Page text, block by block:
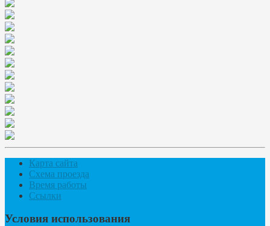
Карта сайта
Схема проезда
Время работы
Ссылки
Условия использования